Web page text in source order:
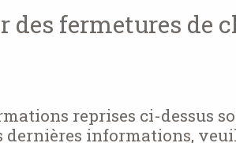
des fermetures de
reprises ci-dessus
dernières informations,